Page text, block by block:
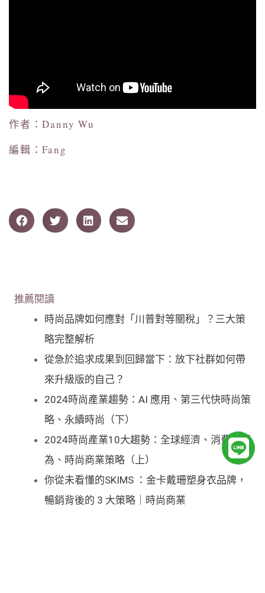
作者：Danny Wu
編輯：Fang
推薦閱讀
時尚品牌如何應對「川普對等關稅」？三大策
略完整解析
從急於追求成果到回歸當下：放下社群如何帶
來升級版的自己？
2024時尚產業趨勢：AI 應用、第三代快時尚策
略、永續時尚（下）
2024時尚產業10大趨勢：全球經濟、消費者行
為、時尚商業策略（上）
你從未看懂的SKIMS ：金卡戴珊塑身衣品牌，
暢銷背後的 3 大策略｜時尚商業
L
i
n